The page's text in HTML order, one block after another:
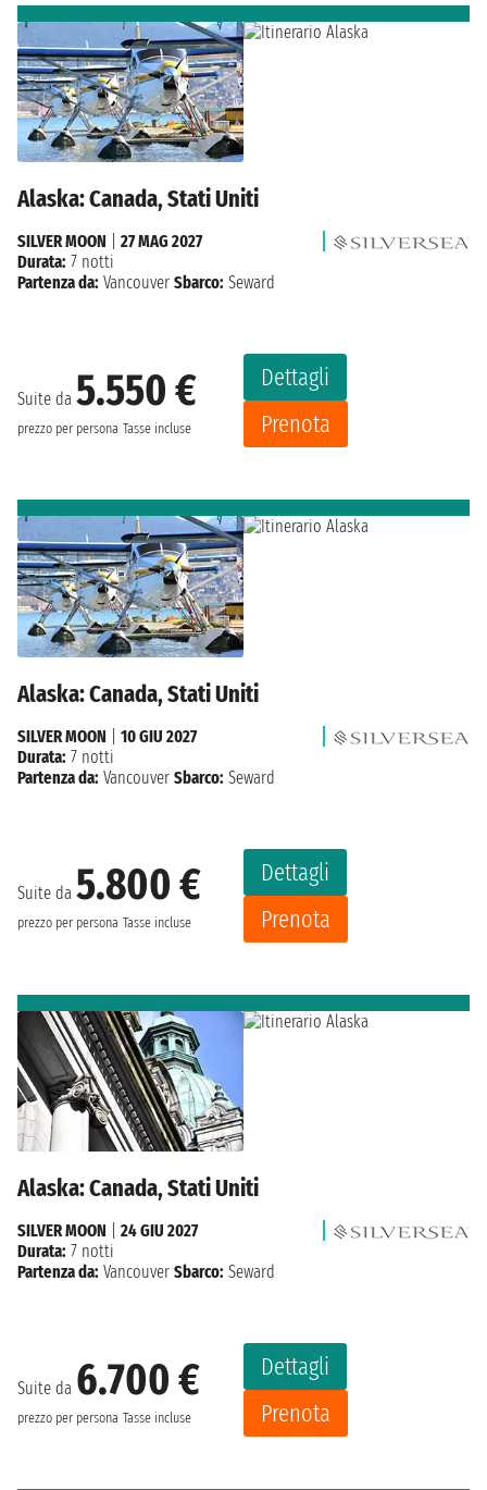
Alaska: Canada, Stati Uniti
Suite da 5.550 €
prezzo per persona Tasse incluse
Dettagli
Prenota
SILVER MOON
27 MAG 2027
Durata: 7 notti
Partenza da: Vancouver Sbarco: Seward
Alaska: Canada, Stati Uniti
Suite da 5.800 €
prezzo per persona Tasse incluse
Dettagli
Prenota
SILVER MOON
10 GIU 2027
Durata: 7 notti
Partenza da: Vancouver Sbarco: Seward
Alaska: Canada, Stati Uniti
Suite da 6.700 €
prezzo per persona Tasse incluse
Dettagli
Prenota
SILVER MOON
24 GIU 2027
Durata: 7 notti
Partenza da: Vancouver Sbarco: Seward